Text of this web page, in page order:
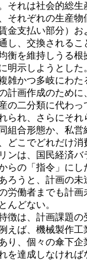
それは社会的総
それぞれの生産
金支払い部分）
し、交換される
衡を維持しうる
明示しようとした
雑かつ多岐にわた
計画作成のため
の二分類に代わ
られ、さらにそ
組合形態か、私
どこでどれだけ
ンは、国民経済バ
らの「指令」に
ろうと、計画の
労働者までも計
んどない。
徴は、計画課題の
えば、機械製作
り、個々の傘下
を達成しなければ